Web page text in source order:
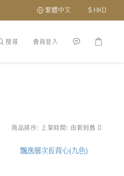
繁體中文 $ HKD
優惠及會員福利 關於我們 分店地址
搜尋 會員登入
商品排序: 上架時間: 由新到舊